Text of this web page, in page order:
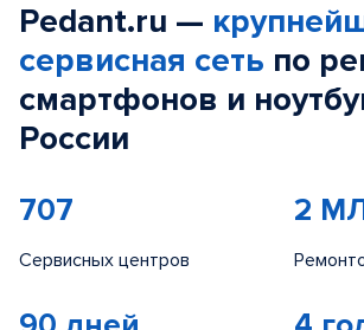
Pedant.ru —
сервисная сеть по
смартфонов и
России
707
Сервисных центров
2